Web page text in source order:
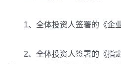
1、全体投资人签署的《企业
2、全体投资人签署的《指定